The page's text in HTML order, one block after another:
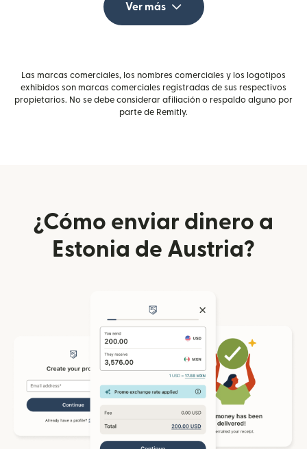
Ver más
Las marcas comerciales, los nombres comerciales y los logotipos
exhibidos son marcas comerciales registradas de sus respectivos
propietarios. No se debe considerar afiliación o respaldo alguno por
parte de Remitly.
¿Cómo enviar dinero a
Estonia de Austria?